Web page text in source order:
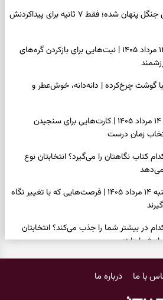
بازی فکری | خرگوش در این جنگل پنهان شده؛ فقط ۷ ثانیه برای پیداکردنش
فال ابجد امروز چهارشنبه ۱۴ مرداد ۱۴۰۵ | نیت‌هایی برای بازکردن گره‌های
گوشت چرخ‌کرده | دانه‌دانه، خوش‌عطر و
فال تاروت امروز چهارشنبه ۱۴ مرداد ۱۴۰۵ | کارت‌هایی برای سنجیدن
زمان درست
نگاهتان را می‌گیرد؟ انتخابتان نوع
فال سرنوشت امروز چهارشنبه ۱۴ مرداد ۱۴۰۵ | فرصت‌هایی که با تغییر نگاه
بیشتر شما را جذب می‌کند؟ انتخابتان
شما دارند
با ما درباره ما